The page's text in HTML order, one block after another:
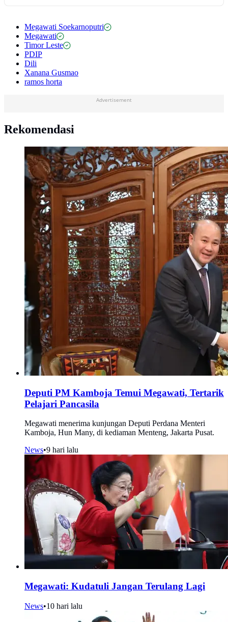
Megawati Soekarnoputri
Megawati
Timor Leste
PDIP
Dili
Xanana Gusmao
ramos horta
Advertisement
Rekomendasi
Deputi PM Kamboja Temui Megawati, Tertarik
Pelajari Pancasila
Megawati menerima kunjungan Deputi Perdana Menteri
Kamboja, Hun Many, di kediaman Menteng, Jakarta Pusat.
News•9 hari lalu
Megawati: Kudatuli Jangan Terulang Lagi
News•10 hari lalu